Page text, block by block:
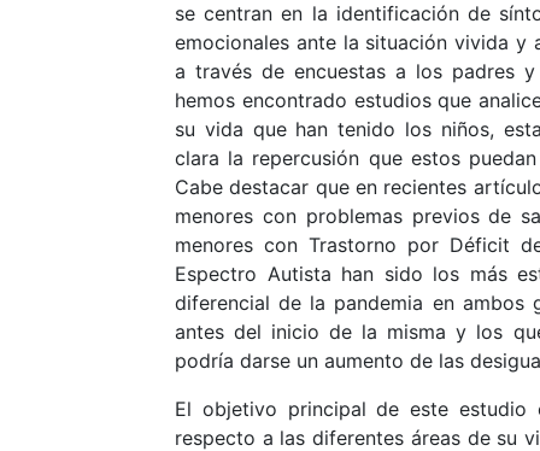
se centran en la identificación de
emocionales ante la situación vivida y
a través de encuestas a los padres
hemos encontrado estudios que
su vida que han tenido los niños,
clara la repercusión que estos
Cabe destacar que en recientes
menores con problemas previos de
menores con Trastorno por Déficit
Espectro Autista han sido los más
diferencial de la pandemia en ambos
antes del inicio de la misma y los
podría darse un aumento de las
El objetivo principal de este estudio
respecto a las diferentes áreas de su